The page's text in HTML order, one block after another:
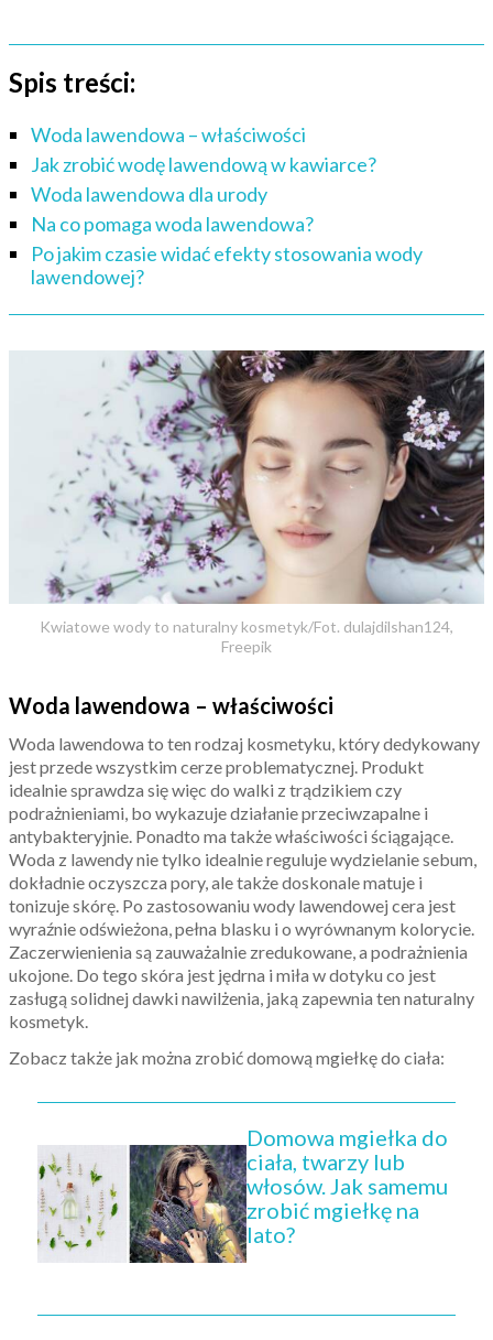
Spis treści:
Woda lawendowa – właściwości
Jak zrobić wodę lawendową w kawiarce?
Woda lawendowa dla urody
Na co pomaga woda lawendowa?
Po jakim czasie widać efekty stosowania wody
lawendowej?
Kwiatowe wody to naturalny kosmetyk/Fot. dulajdilshan124,
Freepik
Woda lawendowa – właściwości
Woda lawendowa to ten rodzaj kosmetyku, który dedykowany
jest przede wszystkim cerze problematycznej. Produkt
idealnie sprawdza się więc do walki z trądzikiem czy
podrażnieniami, bo wykazuje działanie przeciwzapalne i
antybakteryjnie. Ponadto ma także właściwości ściągające.
Woda z lawendy nie tylko idealnie reguluje wydzielanie sebum,
dokładnie oczyszcza pory, ale także doskonale matuje i
tonizuje skórę. Po zastosowaniu wody lawendowej cera jest
wyraźnie odświeżona, pełna blasku i o wyrównanym kolorycie.
Zaczerwienienia są zauważalnie zredukowane, a podrażnienia
ukojone. Do tego skóra jest jędrna i miła w dotyku co jest
zasługą solidnej dawki nawilżenia, jaką zapewnia ten naturalny
kosmetyk.
Zobacz także jak można zrobić domową mgiełkę do ciała:
Domowa mgiełka do
ciała, twarzy lub
włosów. Jak samemu
zrobić mgiełkę na
lato?